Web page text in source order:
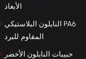
الأبعاد
النايلون البلاستيكي PA6
المقاوم للبرد
حبيبات النايلون الأخضر